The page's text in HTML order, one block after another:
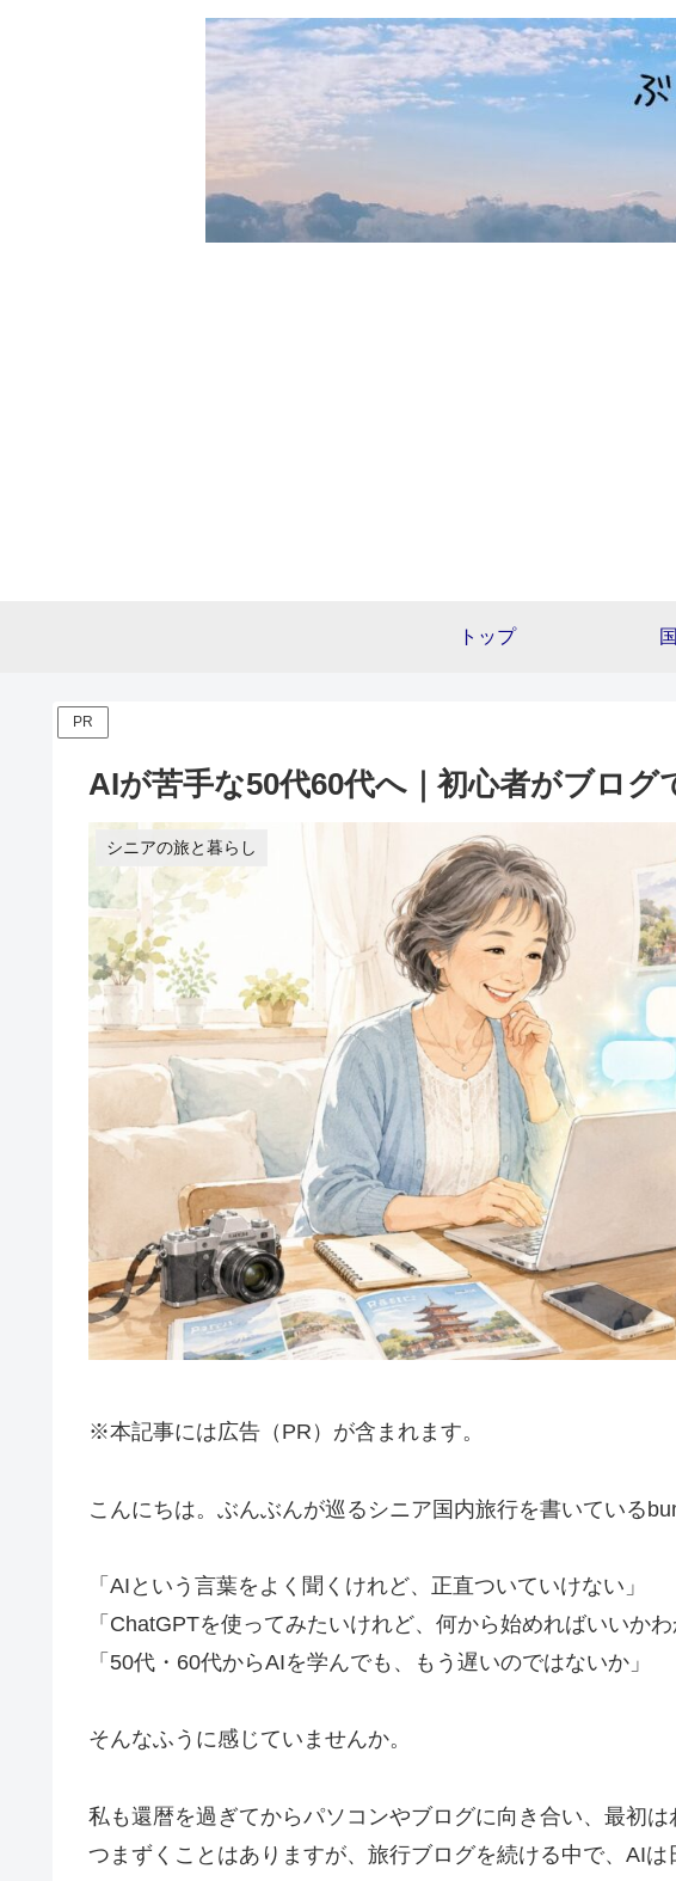
トップ
PR
AIが苦手な50代60代へ｜初心者がブログ
シニアの旅と暮らし
※本記事には広告（PR）が含まれます。
こんにちは。ぶんぶんが巡るシニア国内旅行を書いている
「AIという言葉をよく聞くけれど、正直ついていけない」
「ChatGPTを使ってみたいけれど、何から始めればいいかわ
「50代・60代からAIを学んでも、もう遅いのではないか」
そんなふうに感じていませんか。
私も還暦を過ぎてからパソコンやブログに向き合い、最初
つまずくことはありますが、旅行ブログを続ける中で、AI